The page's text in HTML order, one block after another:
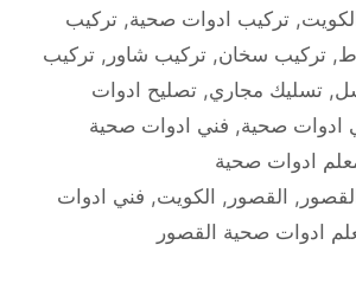
,تركيب ادوات صحية,تركيب
, تركيب سخان, تركيب شاور , تركيب
, تسليك مجاري, تصليح ادوات
ادوات صحية, فني ادوات صحية
ادوات صحية
, القصور , الكويت, فني ادوات
ادوات صحية القصور